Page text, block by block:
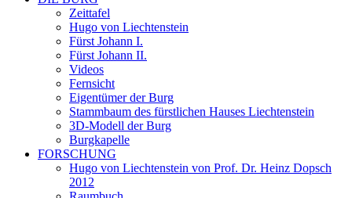
Zeittafel
Hugo von Liechtenstein
Fürst Johann I.
Fürst Johann II.
Videos
Fernsicht
Eigentümer der Burg
Stammbaum des fürstlichen Hauses Liechtenstein
3D-Modell der Burg
Burgkapelle
FORSCHUNG
Hugo von Liechtenstein von Prof. Dr. Heinz Dopsch
2012